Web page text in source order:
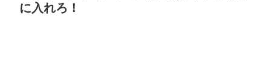
に入れろ！